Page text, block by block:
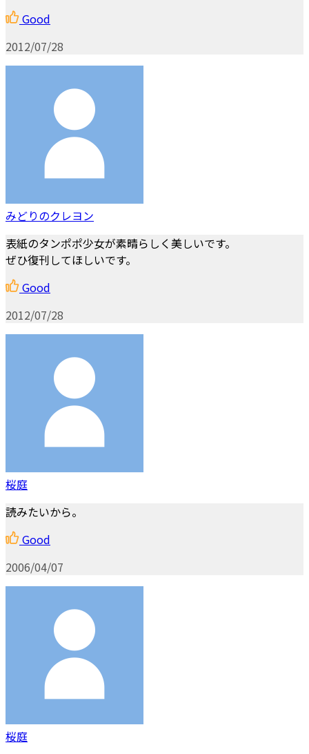
Good
2012/07/28
みどりのクレヨン
表紙のタンポポ少女が素晴らしく美しいです。
ぜひ復刊してほしいです。
Good
2012/07/28
桜庭
読みたいから。
Good
2006/04/07
桜庭